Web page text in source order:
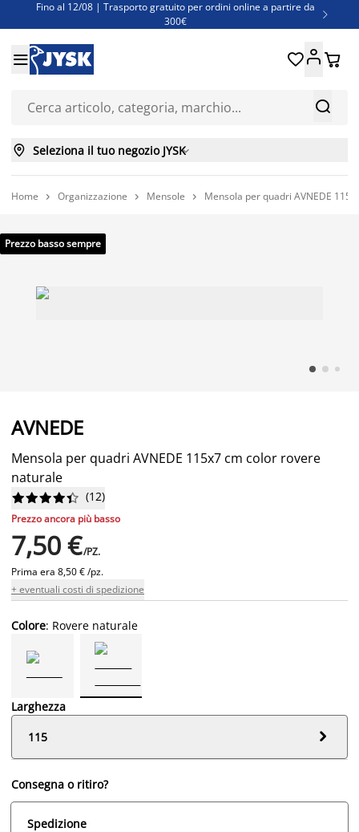
Fino al 12/08 | Trasporto gratuito per ordini online a partire da
300€

Super offerte d'estate | Oltre 1.500 articoli fino al 70%
Finanziamenti - Scegli il piano di rimborso più adatto a te


 
 Seleziona il tuo negozio JYSK
Home  Organizzazione  Mensole  Mensola per quadri AVNEDE
Prezzo basso sempre
AVNEDE
Mensola per quadri AVNEDE 115x7 cm color rovere
naturale





 (12)
Prezzo ancora più basso
7,50 €/PZ.
Prima era 8,50 € /pz.
+ eventuali costi di spedizione
Colore: Rovere naturale
Larghezza
115

Consegna o ritiro?
Spedizione